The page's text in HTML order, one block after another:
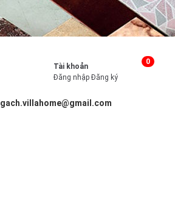
Tài khoản
Đăng nhập Đăng ký
0
gach.villahome@gmail.com